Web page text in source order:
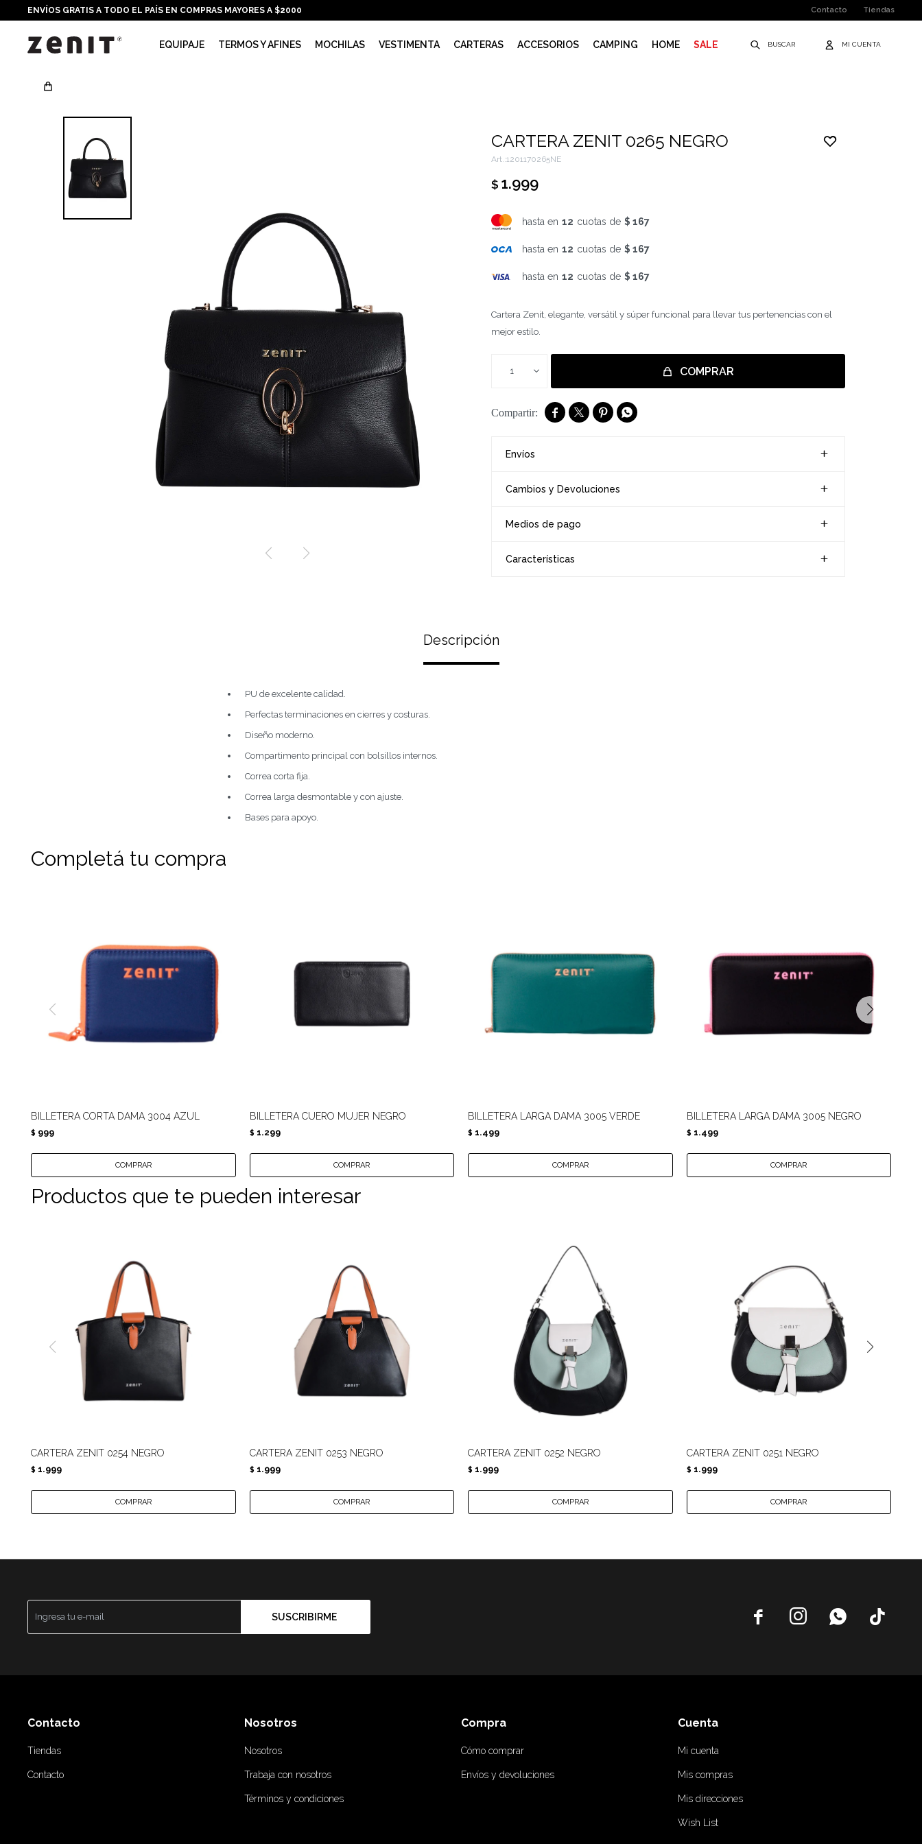
EQUIPAJE TERMOS Y AFINES MOCHILAS VESTIMENTA CARTERAS ACCESORIOS CAMPING HOME SALE
ENVÍOS GRATIS A TODO EL PAÍS EN COMPRAS MAYORES A $2000 Contacto Tiendas
CARTERA ZENIT 0265 NEGRO
1201170265NE
$ 1.999
hasta en 12 cuotas de $ 167
hasta en 12 cuotas de $ 167
hasta en 12 cuotas de $ 167
Cartera Zenit, elegante, versátil y súper funcional para llevar tus pertenencias con el
mejor estilo.
1 COMPRAR
   
Envíos
Cambios y Devoluciones
Medios de pago
Características
Descripción
PU de excelente calidad.
Perfectas terminaciones en cierres y costuras.
Diseño moderno.
Compartimento principal con bolsillos internos.
Correa corta fija.
Correa larga desmontable y con ajuste.
Bases para apoyo.
Completá tu compra
BILLETERA CORTA DAMA 3004 AZUL
$ 999
BILLETERA CUERO MUJER NEGRO
$ 1.299
BILLETERA LARGA DAMA 3005 VERDE
$ 1.499
BILLETERA LARGA DAMA 3005 NEGRO
$ 1.499
Productos que te pueden interesar
CARTERA ZENIT 0254 NEGRO
$ 1.999
CARTERA ZENIT 0253 NEGRO
$ 1.999
CARTERA ZENIT 0252 NEGRO
$ 1.999
CARTERA ZENIT 0251 NEGRO
$ 1.999
SUSCRIBIRME    
Contacto
Tiendas
Contacto
Nosotros
Nosotros
Trabaja con nosotros
Términos y condiciones
Compra
Cómo comprar
Envíos y devoluciones
Cuenta
Mi cuenta
Mis compras
Mis direcciones
Wish List